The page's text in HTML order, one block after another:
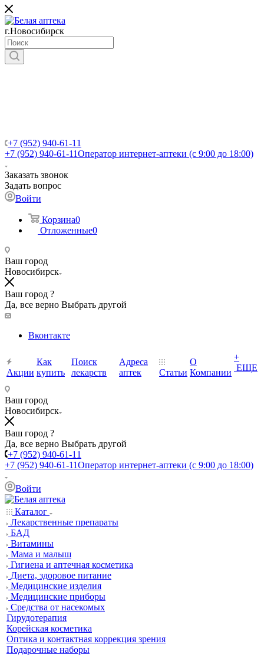
г.Новосибирск
+7 (952) 940-61-11
+7 (952) 940-61-11Оператор интернет-аптеки (с 9:00 до 18:00)
Заказать звонок
Задать вопрос
Войти
Корзина0
Отложенные0
Ваш город
Новосибирск
Ваш город ?
Да, все верно Выбрать другой
Вконтакте
Акции
Как
купить
Поиск
лекарств
Адреса
аптек
Статьи
О
Компании
+
ЕЩЕ
Ваш город
Новосибирск
Ваш город ?
Да, все верно Выбрать другой
+7 (952) 940-61-11
+7 (952) 940-61-11Оператор интернет-аптеки (с 9:00 до 18:00)
Войти
Каталог
Лекарственные препараты
БАД
Витамины
Мама и малыш
Гигиена и аптечная косметика
Диета, здоровое питание
Медицинские изделия
Медицинские приборы
Средства от насекомых
Гирудотерапия
Корейская косметика
Оптика и контактная коррекция зрения
Подарочные наборы